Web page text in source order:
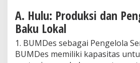
A. Hulu: Produksi dan
Baku Lokal
1. BUMDes sebagai Pengelola
BUMDes memiliki kapasitas